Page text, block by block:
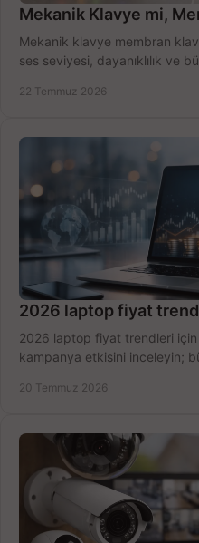
Mekanik Klavye mi,
Mekanik klavye membran
ses seviyesi, dayanıklılık ve
22 Temmuz 2026
2026 laptop fiyat
2026 laptop fiyat trendleri
kampanya etkisini inceleyin;
20 Temmuz 2026